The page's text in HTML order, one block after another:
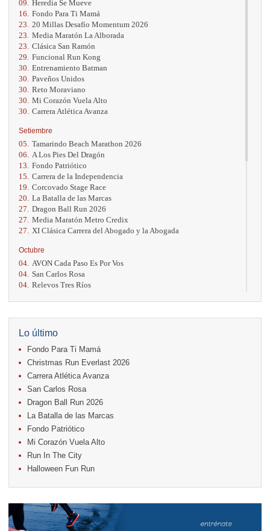
09. Heredia Se Mueve
16. Fondo Para Ti Mamá
23. 20 Millas Desafío Momentum 2026
23. Media Maratón La Alborada
23. Clásica San Ramón
29. Funcional Run Kong
30. Entrenamiento Batman
30. Paveños Unidos
30. Reto Moraviano
30. Mi Corazón Vuela Alto
30. Carrera Atlética Avanza
Setiembre
05. Tamarindo Beach Marathon 2026
06.
A Los Pies Del Dragón
13. Fondo Patriótico
15. Carrera de la Independencia
19. Corcovado Stage Race
20. La Batalla de las Marcas
27. Dragon Ball Run 2026
27. Media Maratón Metro Credix
27.
XI Clásica Carrera del Abogado y la Abogada
Octubre
04. AVON Cada Paso Es Por Vos
04. San Carlos Rosa
04. Relevos Tres Ríos
17. Caribe Paradise Run
18.
Casa Turire Trail Run
18. Warriors Run Circuit
18. Samsung Jacó Beach Half Marathon 2026
25. KRun by Under Armour
25. Run Alajuela
Noviembre
08. Lindora Run
15. Entre Pan y Rosas
Diciembre
06. Trail Vulcania 2026
12. Media Maratón Puntarenas 2026
Lo último
Fondo Para Ti Mamá
Christmas Run Everlast 2026
Carrera Atlética Avanza
San Carlos Rosa
Dragon Ball Run 2026
La Batalla de las Marcas
Fondo Patriótico
Mi Corazón Vuela Alto
Run In The City
Halloween Fun Run